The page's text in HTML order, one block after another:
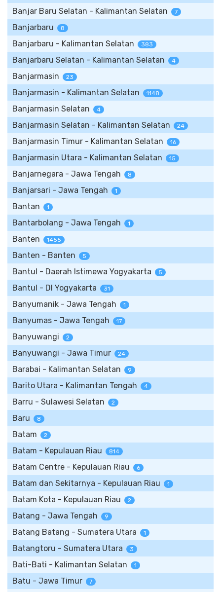
Banjar Baru Selatan - Kalimantan Selatan 7
Banjarbaru 8
Banjarbaru - Kalimantan Selatan 383
Banjarbaru Selatan - Kalimantan Selatan 4
Banjarmasin 23
Banjarmasin - Kalimantan Selatan 1148
Banjarmasin Selatan 4
Banjarmasin Selatan - Kalimantan Selatan 24
Banjarmasin Timur - Kalimantan Selatan 16
Banjarmasin Utara - Kalimantan Selatan 15
Banjarnegara - Jawa Tengah 8
Banjarsari - Jawa Tengah 1
Bantan 1
Bantarbolang - Jawa Tengah 1
Banten 1455
Banten - Banten 5
Bantul - Daerah Istimewa Yogyakarta 5
Bantul - DI Yogyakarta 31
Banyumanik - Jawa Tengah 1
Banyumas - Jawa Tengah 17
Banyuwangi 2
Banyuwangi - Jawa Timur 24
Barabai - Kalimantan Selatan 9
Barito Utara - Kalimantan Tengah 4
Barru - Sulawesi Selatan 2
Baru 8
Batam 2
Batam - Kepulauan Riau 814
Batam Centre - Kepulauan Riau 6
Batam dan Sekitarnya - Kepulauan Riau 1
Batam Kota - Kepulauan Riau 2
Batang - Jawa Tengah 9
Batang Batang - Sumatera Utara 1
Batangtoru - Sumatera Utara 3
Bati-Bati - Kalimantan Selatan 1
Batu - Jawa Timur 7